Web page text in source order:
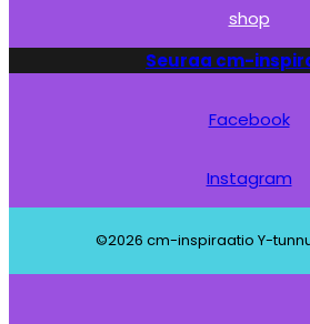
shop
Seuraa cm-
Facebook
Instagram
©2026 cm-inspiraatio Y-